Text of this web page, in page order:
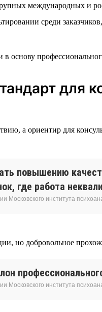
международных и
среди
основу
для
а ориентир для
повышению
где работа
Московского института
но добровольное
Московского института